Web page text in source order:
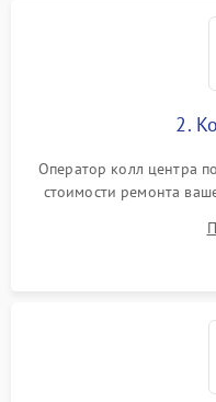
2.
Оператор колл центра
стоимости ремонта